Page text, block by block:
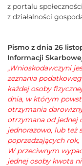
z portalu
z działalności
Pismo z dnia 26
Informacji Skarbowej,
„Wnioskodawczyni
zeznania
każdej osoby
dnia, w którym
otrzymania
otrzymana od jednej
jednorazowo, lub też
poprzedzających
W przeciwnym
jednej osoby kwota